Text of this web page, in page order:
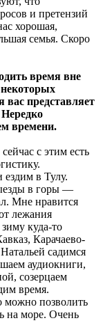
и претензий
хорошая,
семья. Скоро
время вне
вас представляет
Нередко
времени.
с этим есть
ездим в Тулу.
в горы —
Мне нравится
лежания
куда-то
Карачаево-
садимся
аудиокниги,
созерцаем
время.
можно позволить
на море. Очень